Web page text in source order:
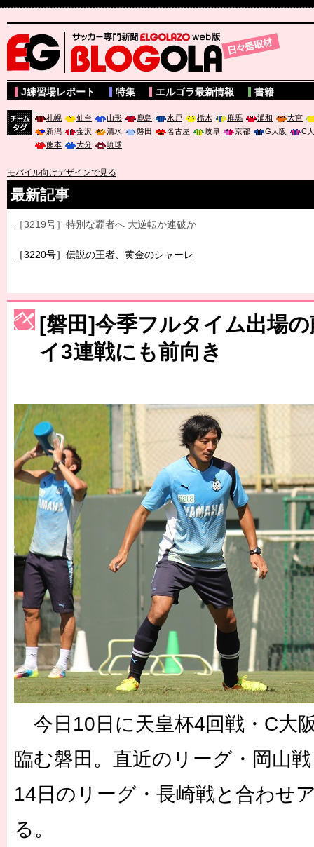
サッカー専門新聞ELGOLAZO web版 BLOGOLA
J練習場レポート 特集 エルゴラ最新情報 書籍
札幌 仙台 山形 鹿島 水戸 栃木 群馬 浦和
大宮
新潟
金沢 清水 磐田 名古屋 岐阜 京都 G大阪
C
熊本
大分 琉球
モバイル向けデザインで見る
最新記事
［3219号］特別な覇者へ 大逆転か連破か
［3220号］伝説の王者、黄金のシャーレ
［3230号］世界一への夢は終わらない
［3223号］一丸。日本出陣
［3222号］史上最大のW杯開幕 注目は「個」
[磐田]今季フルタイム出場
イ3連戦にも前向き
今日10日に天皇杯4回戦・C大
臨む磐田。直近のリーグ・岡山
14日のリーグ・長崎戦と合わせ
る。